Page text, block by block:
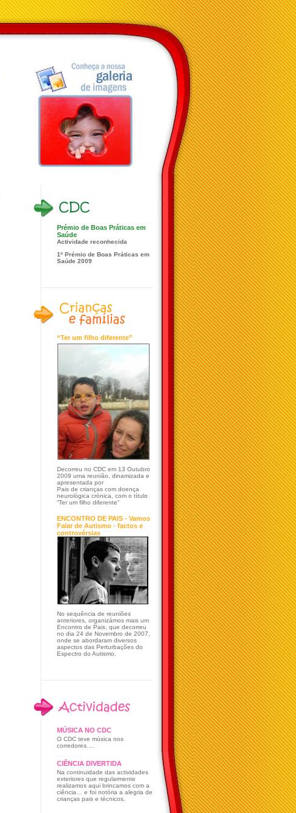
Prémio de Boas Práticas em
Saúde
Actividade reconhecida
1º Prémio de Boas Práticas em
Saúde 2009
“Ter um filho diferente”
Decorreu no CDC em 13 Outubro
2009 uma reunião, dinamizada e
apresentada por
Pais de crianças com doença
neurológica crónica, com o título
“Ter um filho diferente”
ENCONTRO DE PAIS - Vamos
Falar de Autismo - factos e
controvérsias
No sequência de reuniões
anteriores, organizámos mais um
Encontro de Pais, que decorreu
no dia 24 de Novembro de 2007,
onde se abordaram diversos
aspectos das Perturbações do
Espectro do Autismo.
MÚSICA NO CDC
O CDC teve música nos
corredores....
CIÊNCIA DIVERTIDA
Na continuidade das actividades
exteriores que regularmente
realizamos aqui brincamos com a
ciência… e foi notória a alegria de
crianças pais e técnicos.